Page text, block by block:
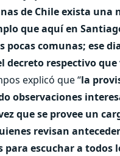
de Chile exista una
que aquí en
comunas; ese
decreto respectivo
explicó que “la
observaciones
que se provee un
revisan
escuchar a todos